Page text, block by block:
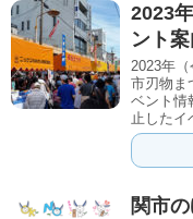
2023
ント
2023年
市刃物ま
ベント情
止したイ
関市